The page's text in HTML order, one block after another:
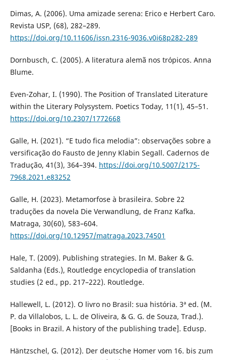
Dimas, A. (2006). Uma amizade serena: Erico e Herbert Caro.
Revista USP, (68), 282–289.
https://doi.org/10.11606/issn.2316-9036.v0i68p282-289
Dornbusch, C. (2005). A literatura alemã nos trópicos. Anna
Blume.
Even-Zohar, I. (1990). The Position of Translated Literature
within the Literary Polysystem. Poetics Today, 11(1), 45–51.
https://doi.org/10.2307/1772668
Galle, H. (2021). “E tudo fica melodia”: observações sobre a
versificação do Fausto de Jenny Klabin Segall. Cadernos de
Tradução, 41(3), 364–394. https://doi.org/10.5007/2175-
7968.2021.e83252
Galle, H. (2023). Metamorfose à brasileira. Sobre 22
traduções da novela Die Verwandlung, de Franz Kafka.
Matraga, 30(60), 583–604.
https://doi.org/10.12957/matraga.2023.74501
Hale, T. (2009). Publishing strategies. In M. Baker & G.
Saldanha (Eds.), Routledge encyclopedia of translation
studies (2 ed., pp. 217–222). Routledge.
Hallewell, L. (2012). O livro no Brasil: sua história. 3ª ed. (M.
P. da Villalobos, L. L. de Oliveira, & G. G. de Souza, Trad.).
[Books in Brazil. A history of the publishing trade]. Edusp.
Häntzschel, G. (2012). Der deutsche Homer vom 16. bis zum